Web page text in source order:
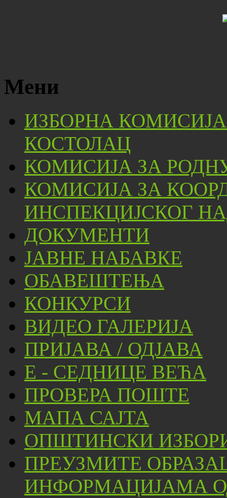
Мени
ИЗБОРНА
КОСТОЛАЦ
КОМИСИЈА ЗА
КОМИСИЈА ЗА
ИНСПЕКЦИЈСКОГ
ДОКУМЕНТИ
ЈАВНЕ НАБАВКЕ
ОБАВЕШТЕЊА
КОНКУРСИ
ВИДЕО ГАЛЕРИЈА
ПРИЈАВА / ОДЈАВА
Е - СЕДНИЦЕ ВЕЋА
ПРОВЕРА ПОШТЕ
МАПА САЈТА
ОПШТИНСКИ
ПРЕУЗМИТЕ
ИНФОРМАЦИЈАМА